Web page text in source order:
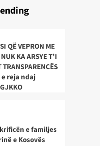
QË VEPRON ME
KA ARSYE T’I
TRANSPARENCËS
reja ndaj
e familjes
e Kosovës